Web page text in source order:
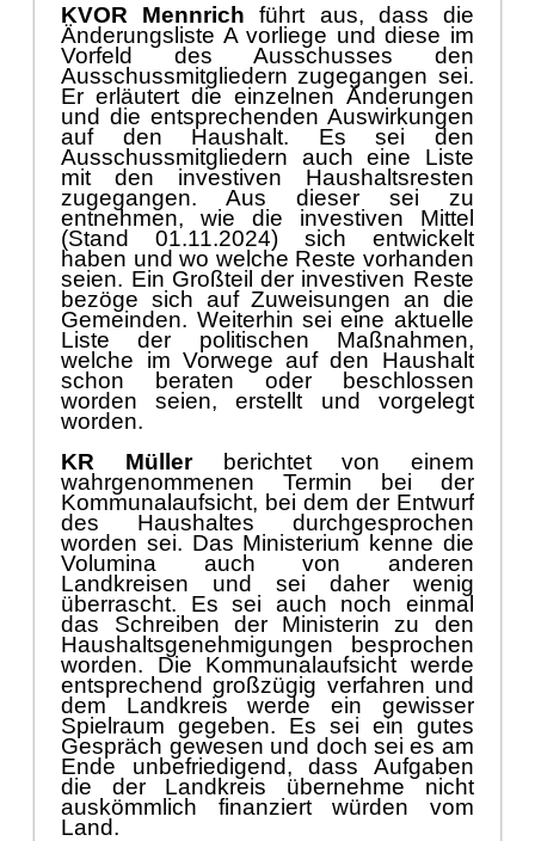
KVOR Mennrich führt aus, dass die
Änderungsliste A vorliege und diese im
Vorfeld des Ausschusses den
Ausschussmitgliedern zugegangen sei.
Er erläutert die einzelnen Änderungen
und die entsprechenden Auswirkungen
auf den Haushalt. Es sei den
Ausschussmitgliedern auch eine Liste
mit den investiven Haushaltsresten
zugegangen. Aus dieser sei zu
entnehmen, wie die investiven Mittel
(Stand 01.11.2024) sich entwickelt
haben und wo welche Reste vorhanden
seien. Ein Großteil der investiven Reste
bezöge sich auf Zuweisungen an die
Gemeinden. Weiterhin sei eine aktuelle
Liste der politischen Maßnahmen,
welche im Vorwege auf den Haushalt
schon
beraten oder
beschlossen
worden seien, erstellt und vorgelegt
worden.
KR Mü llerberichtet von einem
wahrgenommenen Termin bei der
Kommunalaufsicht, bei dem der Entwurf
des Haushaltes durchgesprochen
worden sei. Das Ministerium kenne die
Volumina auch von anderen
Landkreisen und sei daher wenig
überrascht. Es sei auch noch einmal
das Schreiben der Ministerin zu den
Haushaltsgenehmigungen besprochen
worden. Die Kommunalaufsicht werde
entsprechend großzügig verfahren und
dem Landkreis werde ein gewisser
Spielraum gegeben. Es sei ein gutes
Gespräch gewesen und doch sei es am
Ende unbefriedigend, dass Aufgaben
die der Landkreis übernehme nicht
auskömmlich finanziert würden vom
Land.